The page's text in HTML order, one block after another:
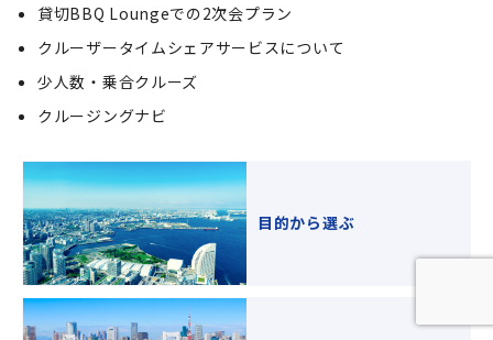
貸切BBQ Loungeでの2次会プラン
クルーザータイムシェアサービスについて
少人数・乗合クルーズ
クルージングナビ
目的から選ぶ